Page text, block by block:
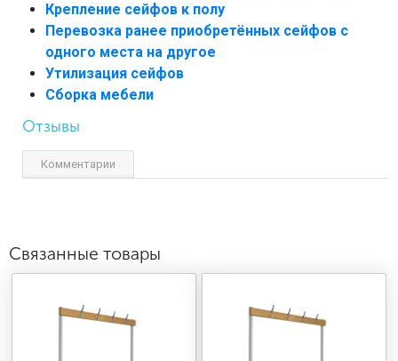
Крепление сейфов к полу
Перевозка ранее приобретённых сейфов с
одного места на другое
Утилизация сейфов
Сборка мебели
Отзывы
Комментарии
Связанные товары